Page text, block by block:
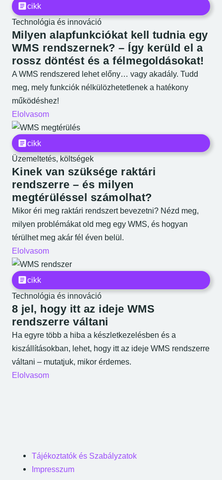
cikk
Technológia és innováció
Milyen alapfunkciókat kell tudnia egy
WMS rendszernek? – Így kerüld el a
rossz döntést és a félmegoldásokat!
A WMS rendszered lehet előny… vagy akadály. Tudd
meg, mely funkciók nélkülözhetetlenek a hatékony
működéshez!
Elolvasom
cikk
Üzemeltetés, költségek
Kinek van szüksége raktári
rendszerre – és milyen
megtérüléssel számolhat?
Mikor éri meg raktári rendszert bevezetni? Nézd meg,
milyen problémákat old meg egy WMS, és hogyan
térülhet meg akár fél éven belül.
Elolvasom
cikk
Technológia és innováció
8 jel, hogy itt az ideje WMS
rendszerre váltani
Ha egyre több a hiba a készletkezelésben és a
kiszállításokban, lehet, hogy itt az ideje WMS rendszerre
váltani – mutatjuk, mikor érdemes.
Elolvasom
Bal oldali lábrész menü
Tájékoztatók és Szabályzatok
Impresszum